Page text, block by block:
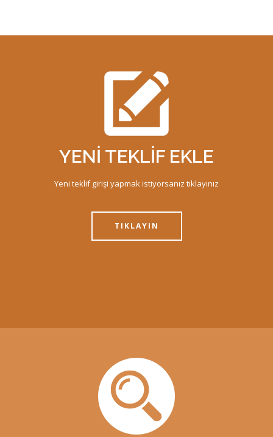
YENİ TEKLİF EKLE
Yeni teklif girişi yapmak istiyorsanız tıklayınız
TIKLAYIN